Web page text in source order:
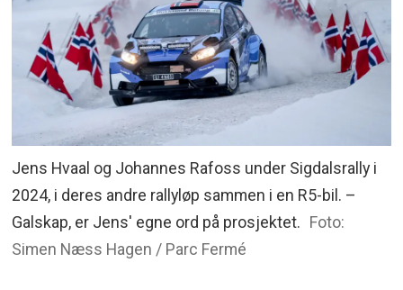
Jens Hvaal og Johannes Rafoss under Sigdalsrally i
2024, i deres andre rallyløp sammen i en R5-bil. –
Galskap, er Jens' egne ord på prosjektet. Foto:
Simen Næss Hagen / Parc Fermé